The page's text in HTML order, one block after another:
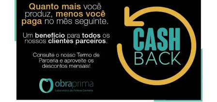
ORDEM DE SERVIÇO
TECNOLOGIAS
CONTATO